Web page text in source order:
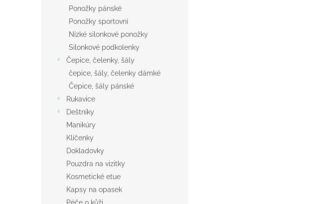
Ponožky pánské
Ponožky sportovní
Nízké silonkové ponožky
Silonkové podkolenky
Čepice, čelenky, šály
čepice, šály, čelenky dámké
Čepice, šály pánské
Rukavice
Deštníky
Manikúry
Klíčenky
Dokladovky
Pouzdra na vizitky
Kosmetické etue
Kapsy na opasek